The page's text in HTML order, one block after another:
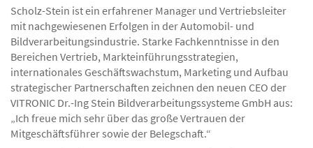
Scholz-Stein ist ein erfahrener Manager und Vertriebsleiter
mit nachgewiesenen Erfolgen in der Automobil- und
Bildverarbeitungsindustrie. Starke Fachkenntnisse in den
Bereichen Vertrieb, Markteinführungsstrategien,
internationales Geschäftswachstum, Marketing und Aufbau
strategischer Partnerschaften zeichnen den neuen CEO der
VITRONIC Dr.-Ing Stein Bildverarbeitungssysteme GmbH aus:
„Ich freue mich sehr über das große Vertrauen der
Mitgeschäftsführer sowie der Belegschaft.“